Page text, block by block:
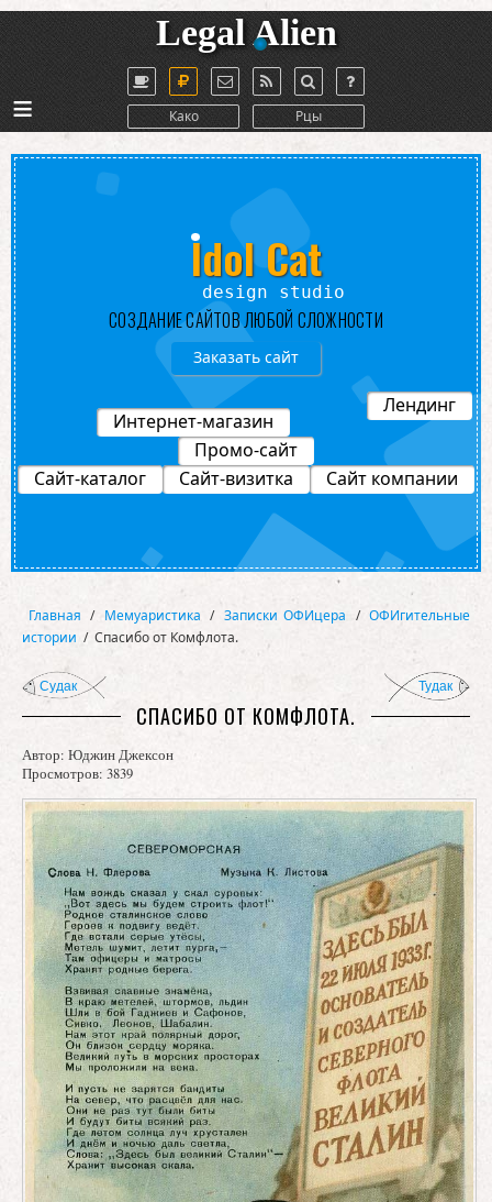
Legal Alien
Како Рцы
≡
Лендинг
Промо-сайт
Интернет-магазин
Idol Cat
Студи
СОЗДАНИЕ САЙТОВ ЛЮБОЙ СЛОЖНОСТИ
Заказать сайт
Сайт-каталог Сайт-визитка Сайт компании
Главная / Мемуаристика / Записки ОФИцера / ОФИгительные
истории / Спасибо от Комфлота.
Судак Тудак
СПАСИБО ОТ КОМФЛОТА.
Автор: Юджин Джексон
Просмотров: 3839